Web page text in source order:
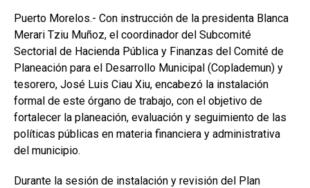
Puerto Morelos.- Con instrucción de la presidenta Blanca
Merari Tziu Muñoz, el coordinador del Subcomité
Sectorial de Hacienda Pública y Finanzas del Comité de
Planeación para el Desarrollo Municipal (Coplademun) y
tesorero, José Luis Ciau Xiu, encabezó la instalación
formal de este órgano de trabajo, con el objetivo de
fortalecer la planeación, evaluación y seguimiento de las
políticas públicas en materia financiera y administrativa
del municipio.
Durante la sesión de instalación y revisión del Plan